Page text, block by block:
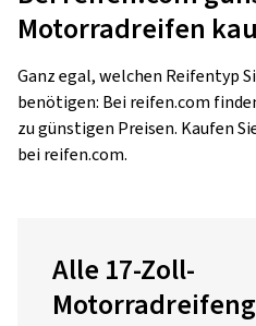
Motorradreifen
Ganz egal, welchen Reifentyp
benötigen: Bei reifen.com
zu günstigen Preisen. Kaufen
bei reifen.com.
Alle 17-Zoll-